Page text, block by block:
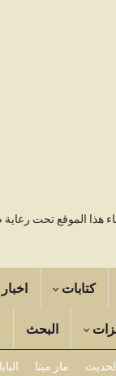
هذا الموقع تحت
كتابات اخبار
البحث
مار مينا